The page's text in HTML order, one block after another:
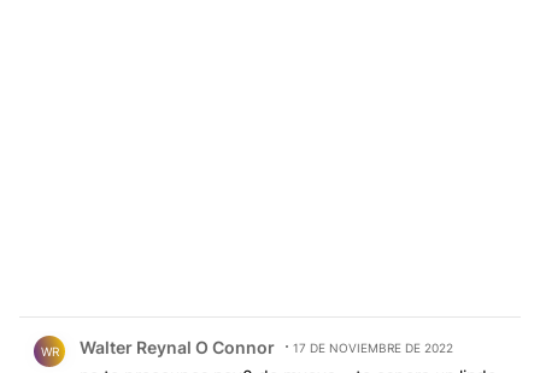
WR Walter Reynal O Connor 17 DE NOVIEMBRE DE 2022